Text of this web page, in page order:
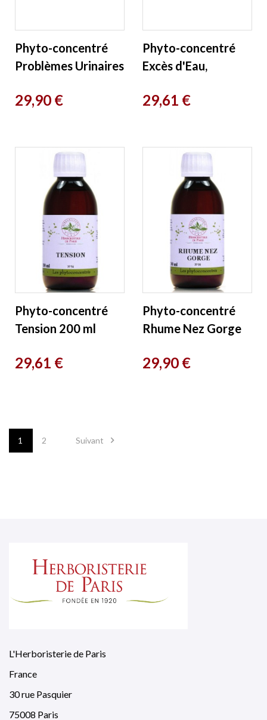
Phyto-concentré
Problèmes Urinaires
Herboristerie de
Prix
29,90 €
Phyto-concentré
Excès d'Eau,
Herboristerie de
Prix
29,61 €
Phyto-concentré
Tension 200 ml
Paris
Prix
29,61 €
Phyto-concentré
Rhume Nez Gorge
Herboristerie de
Prix
29,90 €
1 2 Suivant 
L'Herboristerie de Paris
France
30 rue Pasquier
75008 Paris